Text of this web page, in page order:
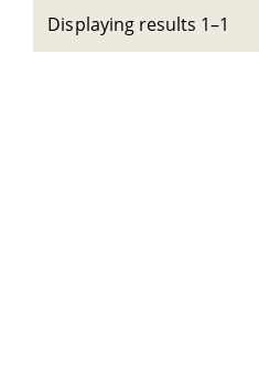
Displaying results 1–1